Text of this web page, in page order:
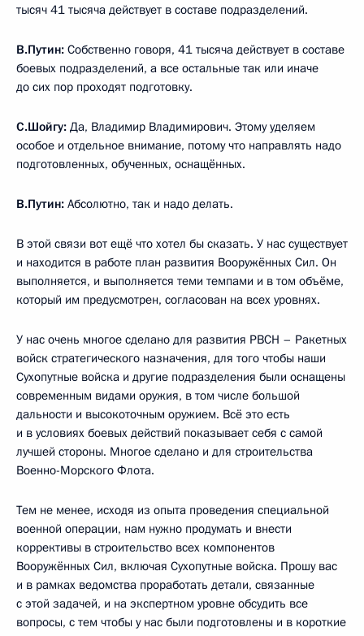
тысяч 41 тысяча действует в составе подразделений.
В.Путин: Собственно говоря, 41 тысяча действует в составе
боевых подразделений, а все остальные так или иначе
до сих пор проходят подготовку.
С.Шойгу: Да, Владимир Владимирович. Этому уделяем
особое и отдельное внимание, потому что направлять надо
подготовленных, обученных, оснащённых.
В.Путин: Абсолютно, так и надо делать.
В этой связи вот ещё что хотел бы сказать. У нас существует
и находится в работе план развития Вооружённых Сил. Он
выполняется, и выполняется теми темпами и в том объёме,
который им предусмотрен, согласован на всех уровнях.
У нас очень многое сделано для развития РВСН – Ракетных
войск стратегического назначения, для того чтобы наши
Сухопутные войска и другие подразделения были оснащены
современным видами оружия, в том числе большой
дальности и высокоточным оружием. Всё это есть
и в условиях боевых действий показывает себя с самой
лучшей стороны. Многое сделано и для строительства
Военно-Морского Флота.
Тем не менее, исходя из опыта проведения специальной
военной операции, нам нужно продумать и внести
коррективы в строительство всех компонентов
Вооружённых Сил, включая Сухопутные войска. Прошу вас
и в рамках ведомства проработать детали, связанные
с этой задачей, и на экспертном уровне обсудить все
вопросы, с тем чтобы у нас были подготовлены и в короткие